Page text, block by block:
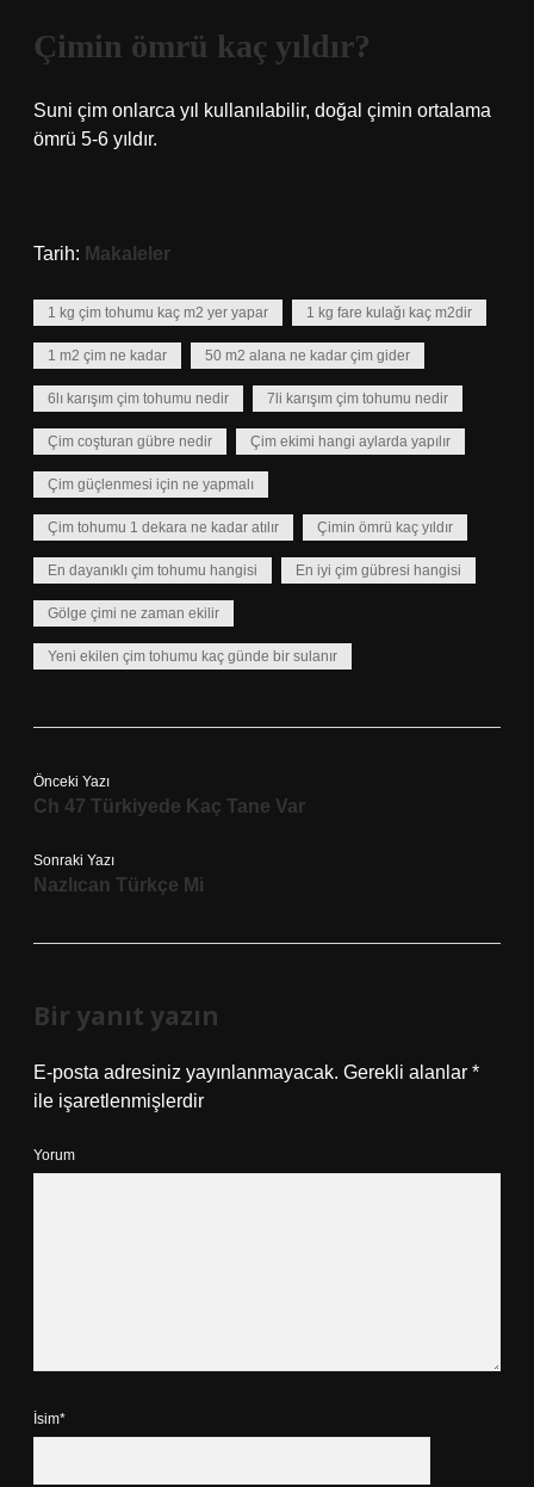
Çimin ömrü kaç yıldır?
Suni çim onlarca yıl kullanılabilir, doğal çimin ortalama
ömrü 5-6 yıldır.
Tarih: Makaleler
1 kg çim tohumu kaç m2 yer yapar 1 kg fare kulağı kaç m2dir
1 m2 çim ne kadar 50 m2 alana ne kadar çim gider
6lı karışım çim tohumu nedir 7li karışım çim tohumu nedir
Çim coşturan gübre nedir Çim ekimi hangi aylarda yapılır
Çim güçlenmesi için ne yapmalı
Çim tohumu 1 dekara ne kadar atılır Çimin ömrü kaç yıldır
En dayanıklı çim tohumu hangisi En iyi çim gübresi hangisi
Gölge çimi ne zaman ekilir
Yeni ekilen çim tohumu kaç günde bir sulanır
Önceki Yazı
Ch 47 Türkiyede Kaç Tane Var
Sonraki Yazı
Nazlıcan Türkçe Mi
Bir yanıt yazın
E-posta adresiniz yayınlanmayacak. Gerekli alanlar *
ile işaretlenmişlerdir
Yorum
İsim*